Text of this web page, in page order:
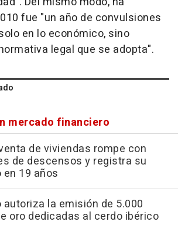
fue "un año de convulsiones
en lo económico, sino
legal que se adopta".
mercado financiero
de viviendas rompe con
de descensos y registra su
19 años
autoriza la emisión de 5.000
oro dedicadas al cerdo ibérico